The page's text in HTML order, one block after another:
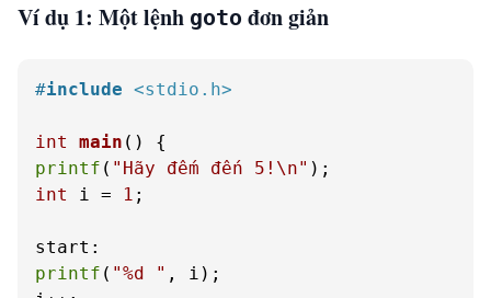
Ví dụ 1: Một lệnh goto đơn giản
#include <stdio.h>
int main ()
printf ( "Hãy đếm đến 5!\n"
int
i = 1 ;
printf ( "%d " , i);